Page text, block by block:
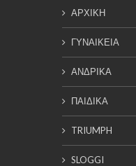
ΑΡΧΙΚΗ
ΓΥΝΑΙΚΕΙΑ
ΑΝΔΡΙΚΑ
ΠΑΙΔΙΚΑ
TRIUMPH
SLOGGI